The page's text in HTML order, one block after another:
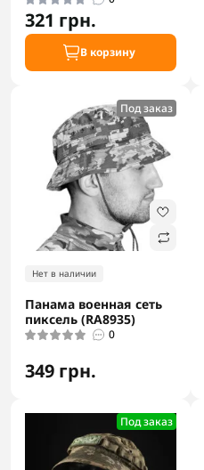
321 грн.
В корзину
Под заказ
Нет в наличии
Панама военная сеть
пиксель (RA8935)
0
349 грн.
Под заказ